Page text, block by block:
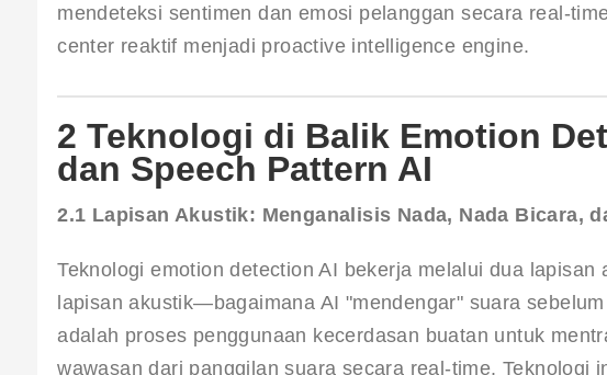
mendeteksi sentimen dan emosi pelanggan secara real-
center reaktif menjadi proactive intelligence engine.
2 Teknologi di Balik Emotion
dan Speech Pattern AI
2.1 Lapisan Akustik: Menganalisis Nada, Nada Bicara,
Teknologi emotion detection AI bekerja melalui dua
lapisan akustik—bagaimana AI "mendengar" suara
adalah proses penggunaan kecerdasan buatan untuk
wawasan dari panggilan suara secara real-time. Teknologi